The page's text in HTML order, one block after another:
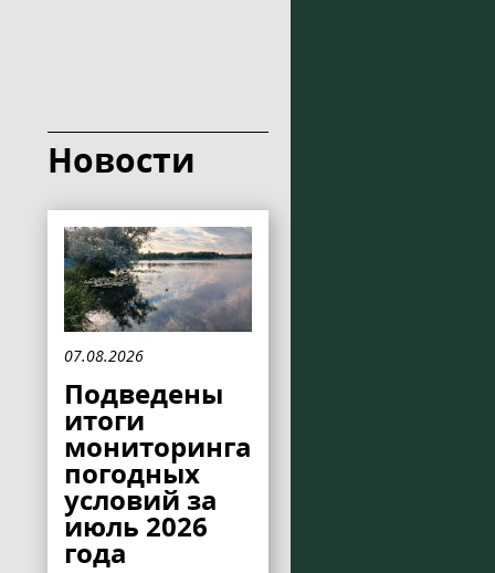
Новости
07.08.2026
Подведены
итоги
мониторинга
погодных
условий за
июль 2026
года